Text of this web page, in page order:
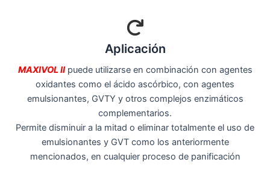
Aplicación
MAXIVOL II puede utilizarse en combinación con agentes
oxidantes como el ácido ascórbico, con agentes
emulsionantes, GVTY y otros complejos enzimáticos
complementarios.
Permite disminuir a la mitad o eliminar totalmente el uso de
emulsionantes y GVT como los anteriormente
mencionados, en cualquier proceso de panificación